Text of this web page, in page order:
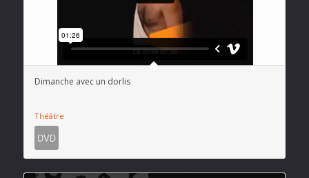
Dimanche avec un dorlis
Théâtre